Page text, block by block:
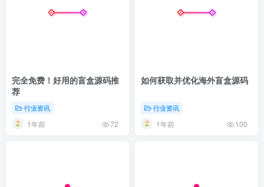
完全免费！好用的盲盒源码推
荐
行业资讯
1年前 72
如何获取并优化海外盲盒源码
行业资讯
1年前 100